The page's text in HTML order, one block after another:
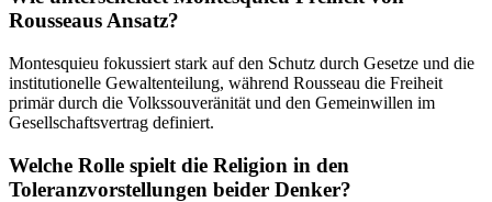
Rousseaus Ansatz?
Montesquieu fokussiert stark auf den Schutz durch Gesetze und die
institutionelle Gewaltenteilung, während Rousseau die Freiheit
primär durch die Volkssouveränität und den Gemeinwillen im
Gesellschaftsvertrag definiert.
Welche Rolle spielt die Religion in den
Toleranzvorstellungen beider Denker?